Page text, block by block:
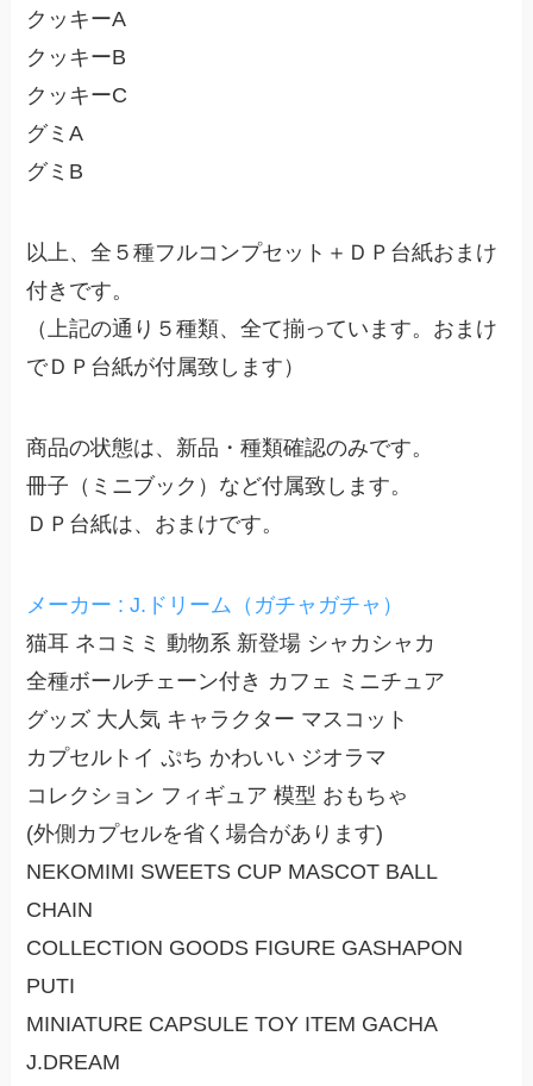
クッキーA
クッキーB
クッキーC
グミA
グミB
以上、全５種フルコンプセット＋ＤＰ台紙おまけ
付きです。
（上記の通り５種類、全て揃っています。おまけ
でＤＰ台紙が付属致します）
商品の状態は、新品・種類確認のみです。
冊子（ミニブック）など付属致します。
ＤＰ台紙は、おまけです。
メーカー : J.ドリーム（ガチャガチャ）
猫耳 ネコミミ 動物系 新登場 シャカシャカ
全種ボールチェーン付き カフェ ミニチュア
グッズ 大人気 キャラクター マスコット
カプセルトイ ぷち かわいい ジオラマ
コレクション フィギュア 模型 おもちゃ
(外側カプセルを省く場合があります)
NEKOMIMI SWEETS CUP MASCOT BALL
CHAIN
COLLECTION GOODS FIGURE GASHAPON
PUTI
MINIATURE CAPSULE TOY ITEM GACHA
J.DREAM